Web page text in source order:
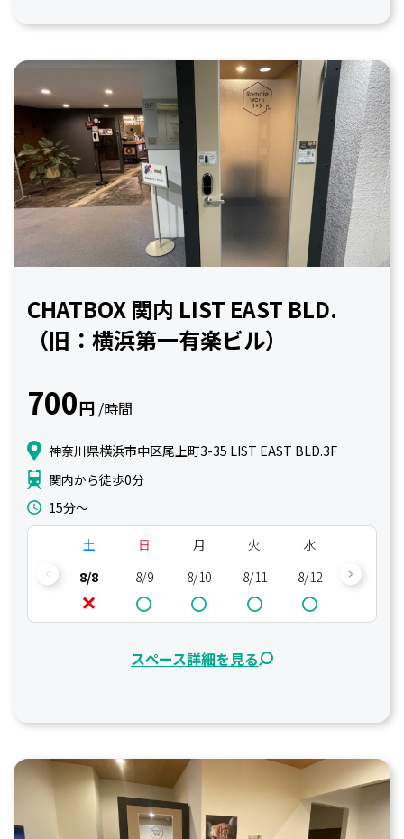
CHATBOX 関内 LIST EAST BLD.
（旧：横浜第一有楽ビル）
700円 /時間
神奈川県横浜市中区尾上町3-35 LIST EAST BLD.3F
関内から徒歩0分
15分〜
土
8/8
日
8/9
月
8/10
火
8/11
水
8/12
8/13
スペース詳細を見る